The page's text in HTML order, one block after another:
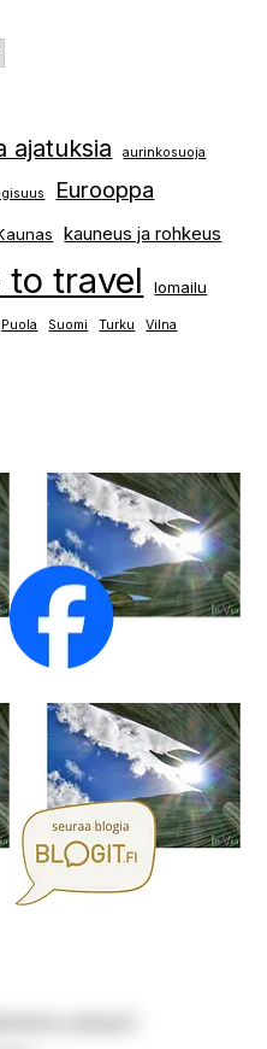
ajatuksia aurinkosuoja
Eurooppa
kauneus ja rohkeus
to travel lomailu
Puola Suomi Turku
Vilna